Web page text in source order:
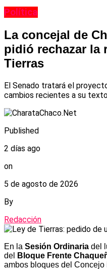
Política
La concejal de
pidió rechazar la
Tierras
El Senado tratará el
cambios recientes a su
Published
2 días ago
on
5 de agosto de 2026
By
Redacción
En la Sesión Ordinaria del
del
Bloque Frente
ambos bloques del